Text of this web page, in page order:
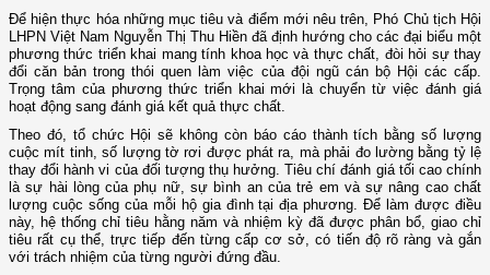
Để hiện thực hóa những mục tiêu và điểm mới nêu trên, Phó Chủ tịch Hội
LHPN Việt Nam Nguyễn Thị Thu Hiền đã định hướng cho các đại biểu một
phương thức triển khai mang tính khoa học và thực chất, đòi hỏi sự thay
đổi căn bản trong thói quen làm việc của đội ngũ cán bộ Hội các cấp.
Trọng tâm của phương thức triển khai mới là chuyển từ việc đánh giá
hoạt động sang đánh giá kết quả thực chất.
Theo đó, tổ chức Hội sẽ không còn báo cáo thành tích bằng số lượng
cuộc mít tinh, số lượng tờ rơi được phát ra, mà phải đo lường bằng tỷ lệ
thay đổi hành vi của đối tượng thụ hưởng. Tiêu chí đánh giá tối cao chính
là sự hài lòng của phụ nữ, sự bình an của trẻ em và sự nâng cao chất
lượng cuộc sống của mỗi hộ gia đình tại địa phương. Để làm được điều
này, hệ thống chỉ tiêu hằng năm và nhiệm kỳ đã được phân bổ, giao chỉ
tiêu rất cụ thể, trực tiếp đến từng cấp cơ sở, có tiến độ rõ ràng và gắn
với trách nhiệm của từng người đứng đầu.